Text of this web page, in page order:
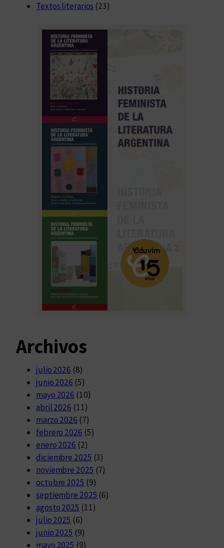
Textos literarios (23)
Archivos
julio 2026 (8)
junio 2026 (5)
mayo 2026 (10)
abril 2026 (11)
marzo 2026 (7)
febrero 2026 (5)
enero 2026 (2)
diciembre 2025 (3)
noviembre 2025 (7)
octubre 2025 (9)
septiembre 2025 (6)
agosto 2025 (11)
julio 2025 (6)
junio 2025 (9)
mayo 2025 (9)